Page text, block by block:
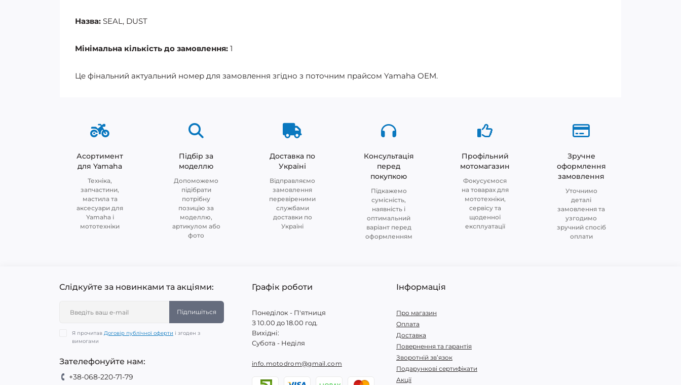
Назва: SEAL, DUST
Мінімальна кількість до замовлення: 1
Це фінальний актуальний номер для замовлення згідно з поточним прайсом Yamaha OEM.
Асортимент
для Yamaha
Техніка,
запчастини,
мастила та
аксесуари для
Yamaha і
мототехніки
Підбір за
моделлю
Допоможемо
підібрати
потрібну
позицію за
моделлю,
артикулом або
фото
Доставка по
Україні
Відправляємо
замовлення
перевіреними
службами
доставки по
Україні
Консультація
перед
покупкою
Підкажемо
сумісність,
наявність і
оптимальний
варіант перед
оформленням
Профільний
мотомагазин
Фокусуємося
на товарах для
мототехніки,
сервісу та
щоденної
експлуатації
Зручне
оформлення
замовлення
Уточнимо
деталі
замовлення та
узгодимо
зручний спосіб
оплати
Слідкуйте за новинками та акціями:
Підпишіться
Я прочитав Договір публічної оферти і згоден з
вимогами
Зателефонуйте нам:
+38-068-220-71-79
Графік роботи
Понеділок - П'ятниця
З 10.00 до 18.00 год.
Вихідні:
Субота - Неділя
info.motodrom@gmail.com
Інформація
Про магазин
Оплата
Доставка
Повернення та гарантія
Зворотній зв’язок
Подарункові сертифікати
Акції